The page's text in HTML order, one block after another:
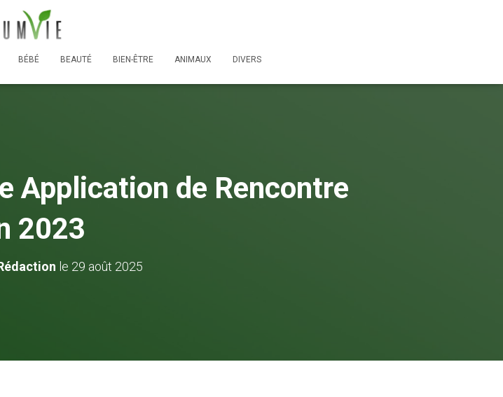
BÉBÉ BEAUTÉ BIEN-ÊTRE ANIMAUX DIVERS
Application de Rencontre
2023
le 29 août 2025